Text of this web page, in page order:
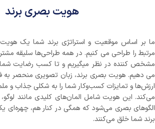
هویت بصری برند
ما بر اساس موقعیت و استراتژی برند شما یک
مرتبط را طراحی می کنیم. در همه طراحی‌ها سلیقه
مشخص کننده در نظر میگیریم و تا کسب رضایت شما
می دهیم. هویت بصری برند، زبان تصویری منحصر
ارزش‌ها و تمایزات کسب‌وکار شما را به شکلی جذاب و
می‌کند. این هویت شامل المان‌های کلیدی مانند لوگو،
الگوهای بصری می‌شود که همگی در کنار هم، چهره‌ای
برند شما خلق می‌کنند.